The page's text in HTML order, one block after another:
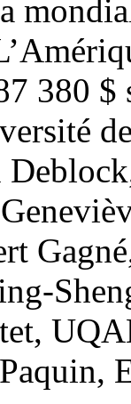
380 $